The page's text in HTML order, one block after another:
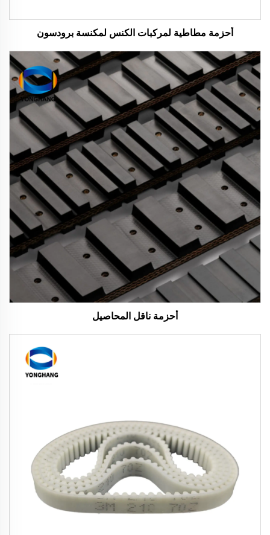
أحزمة مطاطية لمركبات الكنس لمكنسة برودسون
أحزمة ناقل المحاصيل